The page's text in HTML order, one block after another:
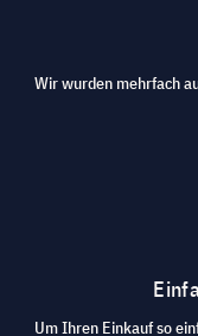
Wir wurden mehrfach
Um Ihren Einkauf so